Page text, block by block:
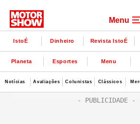
Menu
IstoÉ Dinheiro Revista IstoÉ
Planeta Esportes Menu
Notícias Avaliações Colunistas Clássicos